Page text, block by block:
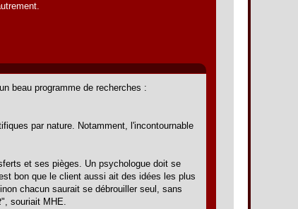
beau programme de recherches :
par nature. Notamment, l'incontournable
et ses pièges. Un psychologue doit se
bon que le client aussi ait des idées les plus
chacun saurait se débrouiller seul, sans
", souriait MHE.